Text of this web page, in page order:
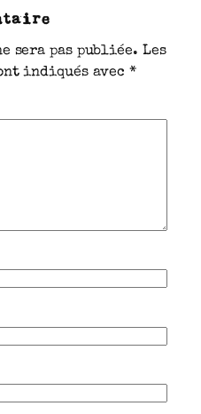
sera pas publiée. Les
indiqués avec*